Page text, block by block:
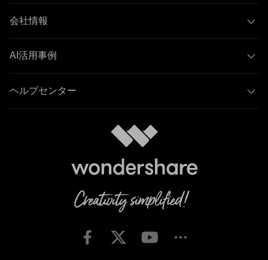
会社情報
AI活用事例
ヘルプセンター